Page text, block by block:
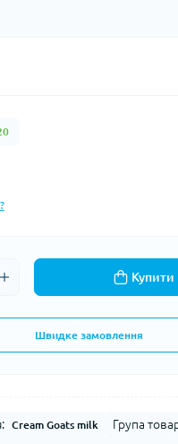
Купити
Швидке замовлення
Cream Goats milk Група